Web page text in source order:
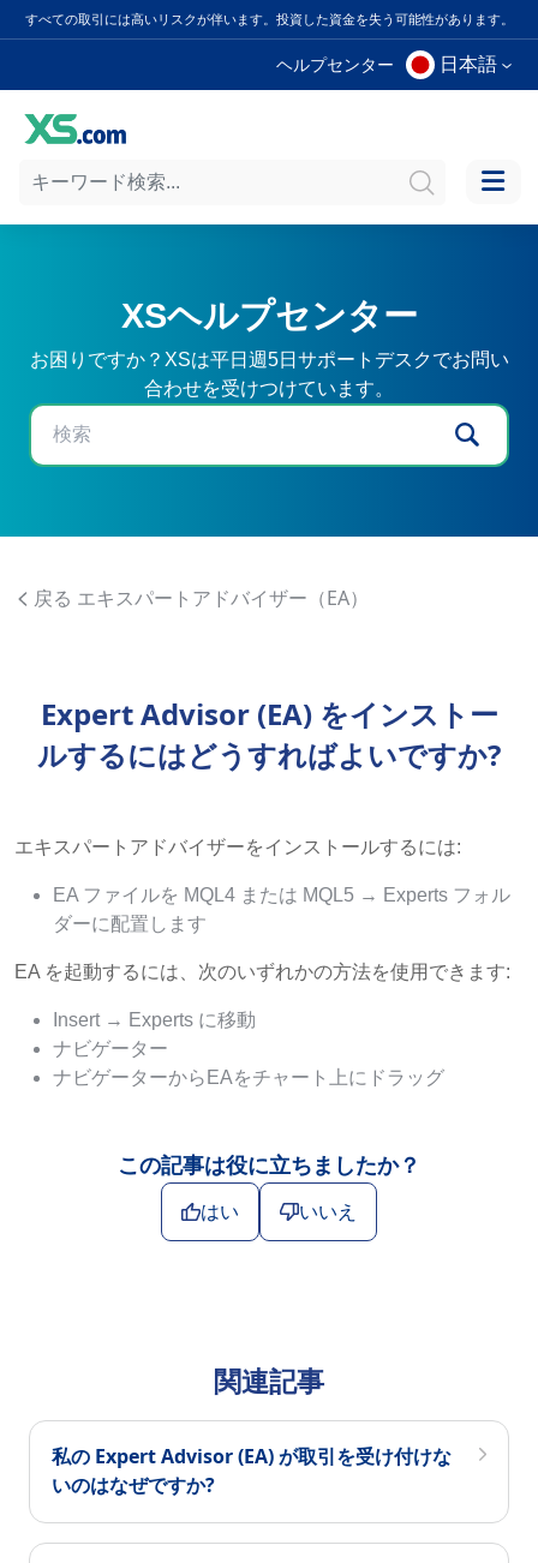
すべての取引には高いリスクが伴います。投資した資金を失う可能性があります。
ヘルプセンター 日本語
XSヘルプセンター
お困りですか？XSは平日週5日サポートデスクでお問い
合わせを受けつけています。
戻る エキスパートアドバイザー（EA）
Expert Advisor (EA) をインストー
ルするにはどうすればよいですか?
エキスパートアドバイザーをインストールするには:
EA ファイルを MQL4 または MQL5 → Experts フォル
ダーに配置します
EA を起動するには、次のいずれかの方法を使用できます:
Insert → Experts に移動
ナビゲーター
ナビゲーターからEAをチャート上にドラッグ
この記事は役に立ちましたか？
はい いいえ
関連記事
私の Expert Advisor (EA) が取引を受け付けな
いのはなぜですか?